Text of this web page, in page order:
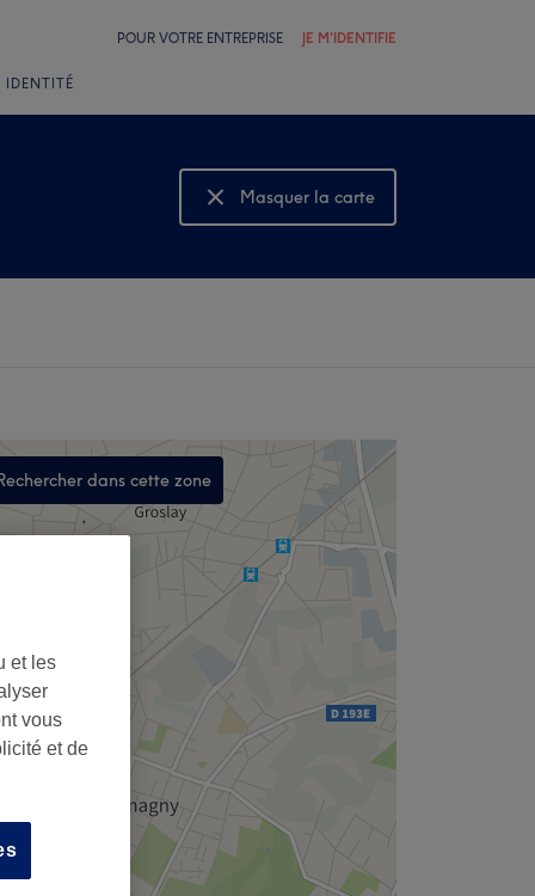
POUR VOTRE ENTREPRISE JE M'IDENTIFIE
IDENTITÉ
Masquer la carte
Montrer la carte
dans cette zone
,
et les
vous
et de